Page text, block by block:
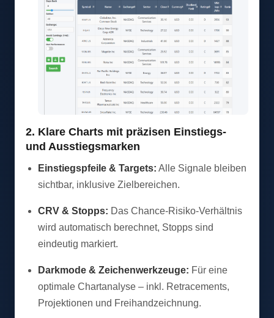
2. Klare Charts mit präzisen Einstiegs-
und Ausstiegsmarken
Einstiegspfeile & Targets: Alle Signale bleiben
sichtbar, inklusive Zielbereichen.
CRV & Stopps: Das Chance-Risiko-Verhältnis
wird automatisch berechnet, Stopps sind
eindeutig markiert.
Darkmode & Zeichenwerkzeuge: Für eine
optimale Chartanalyse – inkl. Retracements,
Projektionen und Freihandzeichnung.